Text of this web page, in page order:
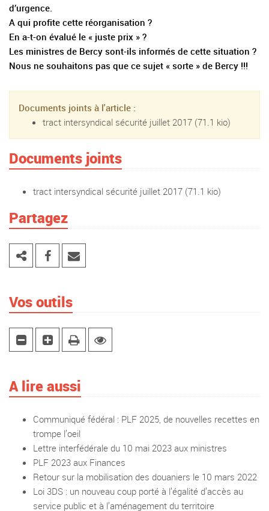
d’urgence.
A qui profite cette réorganisation ?
En a-t-on évalué le « juste prix » ?
Les ministres de Bercy sont-ils informés de cette situation ?
Nous ne souhaitons pas que ce sujet « sorte » de Bercy !!!
Documents joints à l'article :
tract intersyndical sécurité juillet 2017 (71.1 kio)
Documents joints
tract intersyndical sécurité juillet 2017 (71.1 kio)
Partagez
Vos outils
A lire aussi
Communiqué fédéral : PLF 2025, de nouvelles recettes en
trompe l’oeil
Lettre interfédérale du 10 mai 2023 aux ministres
PLF 2023 aux Finances
Retour sur la mobilisation des douaniers le 10 mars 2022
Loi 3DS : un nouveau coup porté à l’égalité d’accès au
service public et à l’aménagement du territoire